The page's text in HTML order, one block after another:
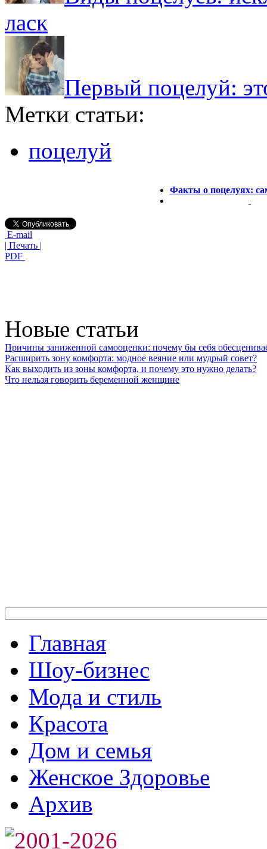
ласк
Первый поцелуй:
Метки статьи:
поцелуй
Факты о поцелуях:
E-mail
| Печать |
PDF
Новые статьи
Причины заниженной самооценки: почему бы себя
Расширить зону комфорта: модное веяние или мудрый совет?
Как выходить из зоны комфорта, и почему это нужно делать?
Что нельзя говорить беременной женщине
Главная
Шоу-бизнес
Мода и стиль
Красота
Дом и семья
Женское Здоровье
Архив
2001-2026